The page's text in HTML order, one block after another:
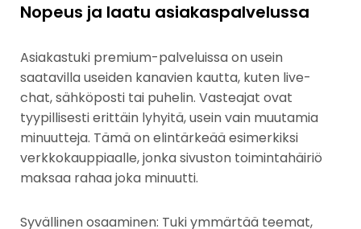
Nopeus ja laatu asiakaspalvelussa
Asiakastuki premium-palveluissa on usein
saatavilla useiden kanavien kautta, kuten live-
chat, sähköposti tai puhelin. Vasteajat ovat
tyypillisesti erittäin lyhyitä, usein vain muutamia
minuutteja. Tämä on elintärkeää esimerkiksi
verkkokauppiaalle, jonka sivuston toimintahäiriö
maksaa rahaa joka minuutti.
Syvällinen osaaminen: Tuki ymmärtää teemat,